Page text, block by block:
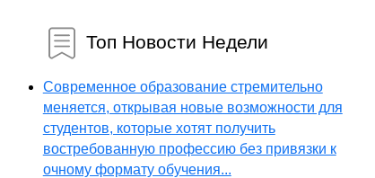
Топ Новости Недели
Современное образование стремительно
меняется, открывая новые возможности для
студентов, которые хотят получить
востребованную профессию без привязки к
очному формату обучения...